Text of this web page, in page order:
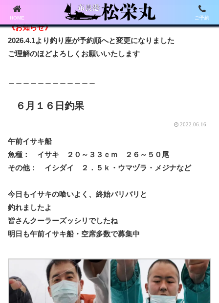
《お知らせ》
2026.4.1より釣り座が予約順へと変更になりました
ご理解のほどよろしくお願いいたします
６月１６日釣果
2022.06.16
午前イサキ船
魚種： イサキ ２０～３３ｃｍ ２６～５０尾
その他： イシダイ ２．５ｋ・ウマヅラ・メジナなど
今日もイサキの喰いよく、終始バリバリと
釣れましたよ
皆さんクーラーズッシリでしたね
明日も午前イサキ船・空席多数で募集中
HOME ご予約